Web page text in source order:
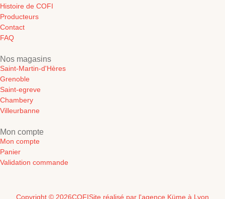
Histoire de COFI
Producteurs
Contact
FAQ
Nos magasins
Saint-Martin-d'Hères
Grenoble
Saint-egreve
Chambery
Villeurbanne
Mon compte
Mon compte
Panier
Validation commande
Copyright © 2026COFISite réalisé par l'agence Küme à Lyon